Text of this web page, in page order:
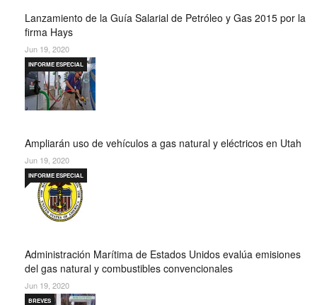
Lanzamiento de la Guía Salarial de Petróleo y Gas 2015 por la
firma Hays
Jun 19, 2020
Ampliarán uso de vehículos a gas natural y eléctricos en Utah
INFORME ESPECIAL
Jun 19, 2020
Administración Marítima de Estados Unidos evalúa emisiones
del gas natural y combustibles convencionales
INFORME ESPECIAL
Jun 19, 2020
BREVES